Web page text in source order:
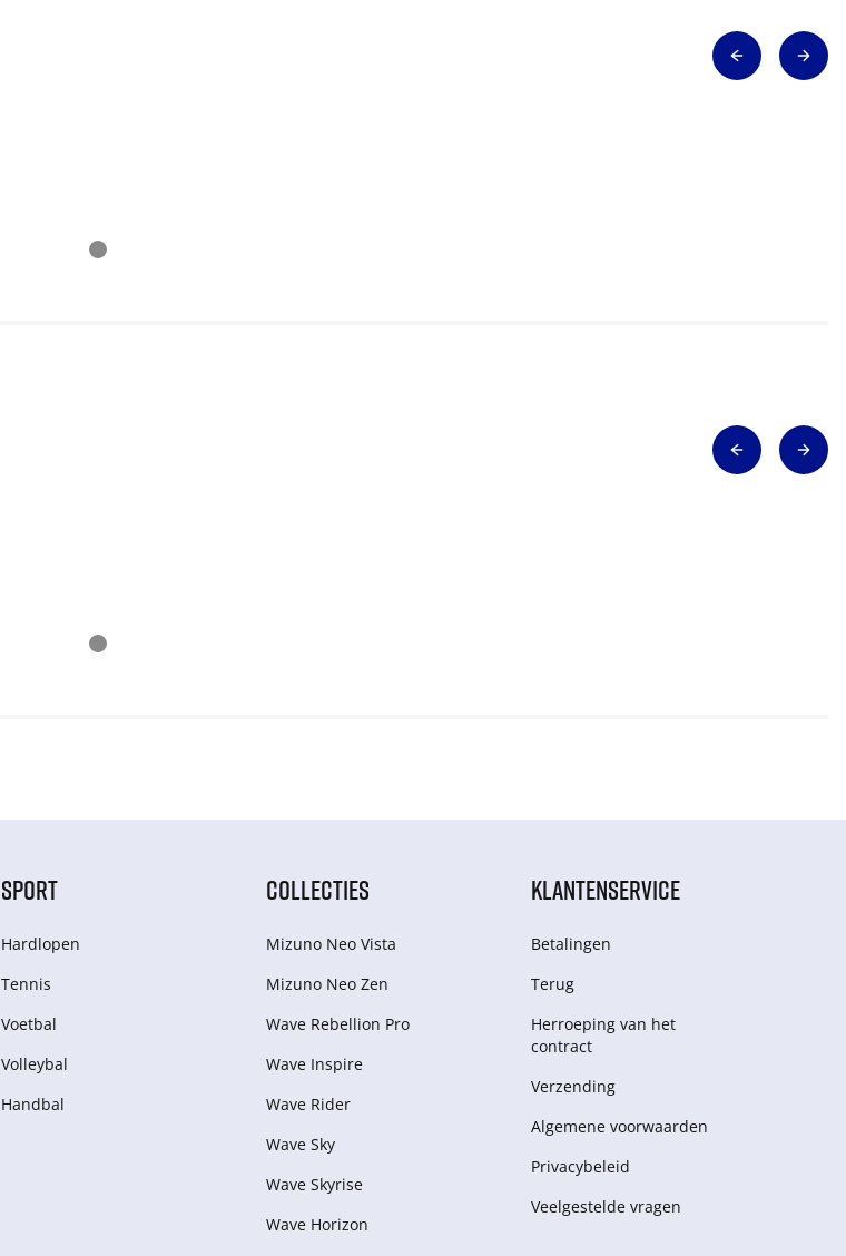
SPORT
Hardlopen
Tennis
Voetbal
Volleybal
Handbal
COLLECTIES
Mizuno Neo Vista
Mizuno Neo Zen
Wave Rebellion Pro
Wave Inspire
Wave Rider
Wave Sky
Wave Skyrise
Wave Horizon
KLANTENSERVICE
Betalingen
Terug
Herroeping van het
contract
Verzending
Algemene voorwaarden
Privacybeleid
Veelgestelde vragen